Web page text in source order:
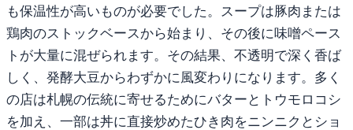
も保温性が高いものが必要でした。スープは豚肉または
鶏肉のストックベースから始まり、その後に味噌ペース
トが大量に混ぜられます。その結果、不透明で深く香ば
しく、発酵大豆からわずかに風変わりになります。多く
の店は札幌の伝統に寄せるためにバターとトウモロコシ
を加え、一部は丼に直接炒めたひき肉をニンニクとショ